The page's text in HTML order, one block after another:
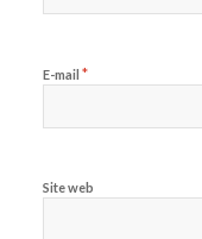
E-mail *
Site web